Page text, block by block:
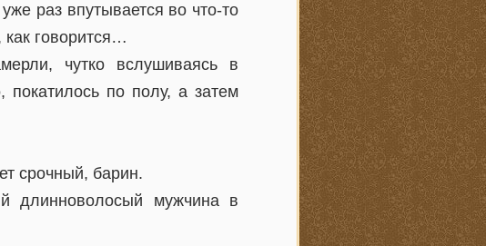
раз впутывается во что-то
говорится…
чутко вслушиваясь в
покатилось по полу, а затем
срочный, барин.
длинноволосый мужчина в